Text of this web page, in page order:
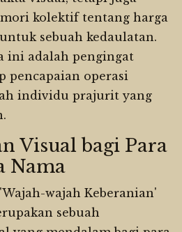
kolektif tentang harga
sebuah kedaulatan.
ini adalah pengingat
pencapaian operasi
individu prajurit yang
Visual bagi Para
Nama
wajah Keberanian'
sebuah